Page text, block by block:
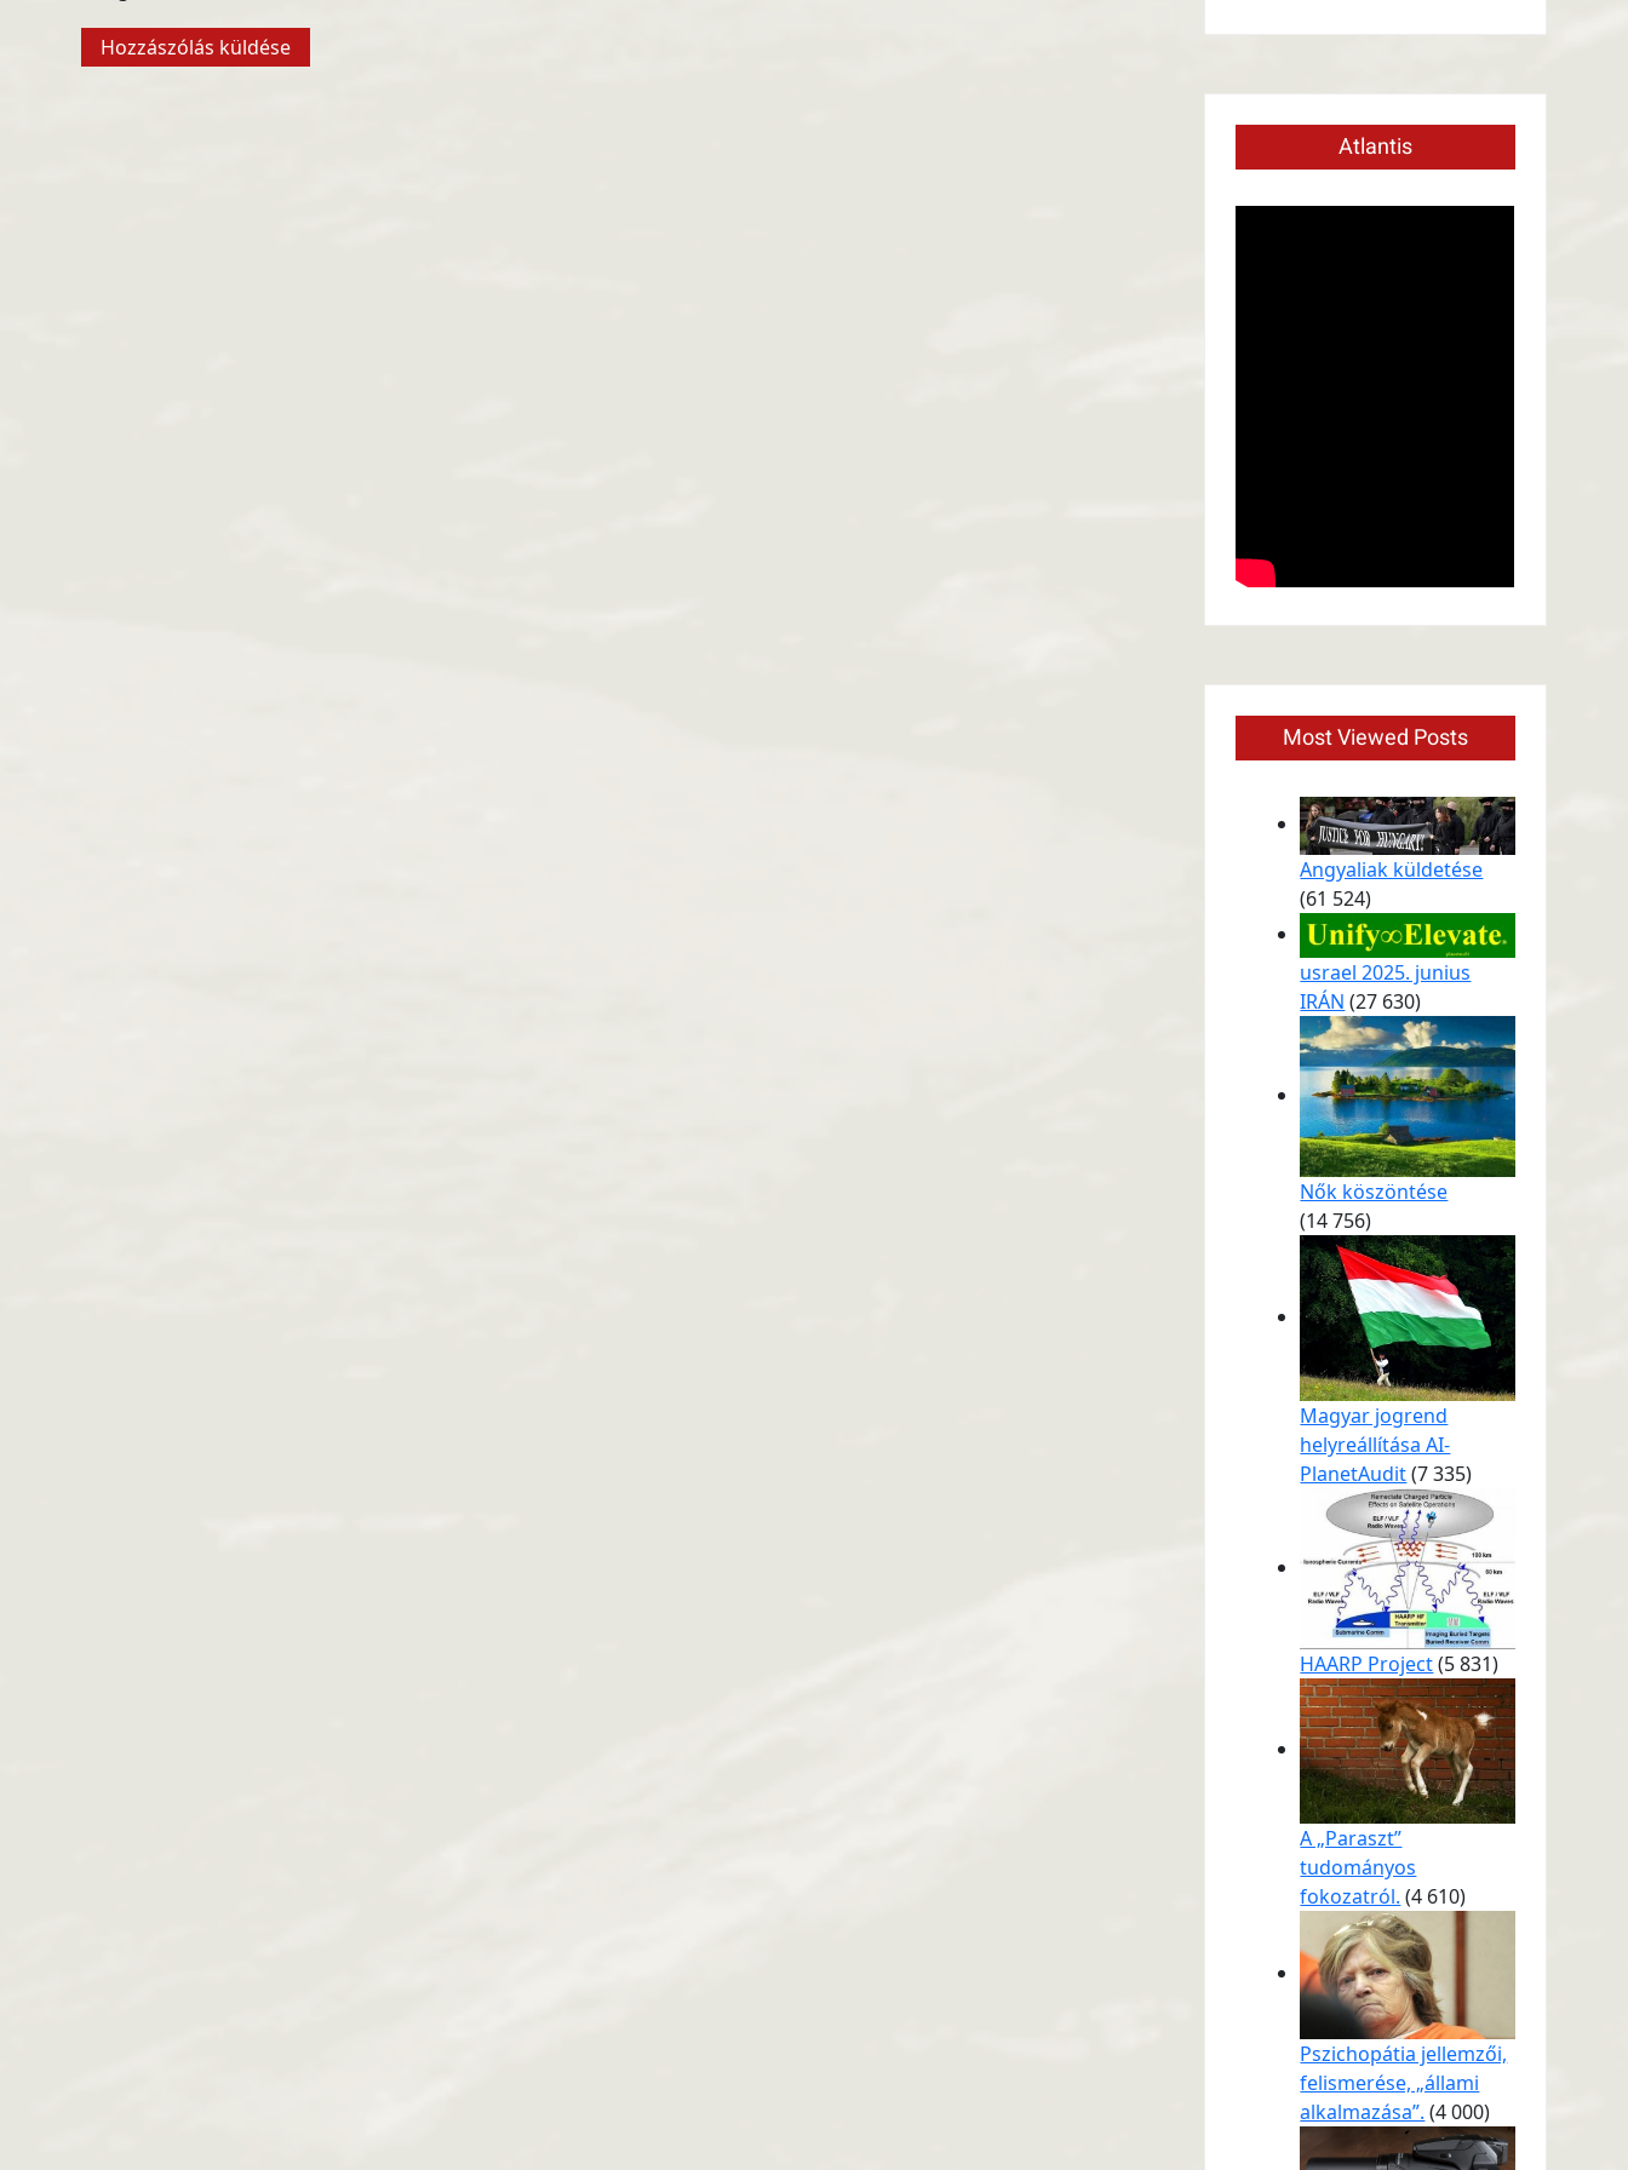
Atlantis
Most Viewed Posts
Angyaliak küldetése
(61 524)
usrael 2025. junius
IRÁN (27 630)
Nők köszöntése
(14 756)
Magyar jogrend
helyreállítása AI-
PlanetAudit (7 335)
HAARP Project (5 831)
A „Paraszt”
tudományos
fokozatról. (4 610)
Pszichopátia jellemzői,
felismerése, „állami
alkalmazása”. (4 000)